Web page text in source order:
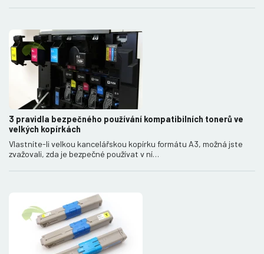
3 pravidla bezpečného používání kompatibilních tonerů ve
velkých kopírkách
Vlastníte-li velkou kancelářskou kopírku formátu A3, možná jste
zvažovali, zda je bezpečné používat v ní…